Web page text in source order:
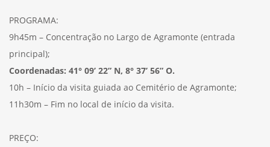
PROGRAMA:
9h45m – Concentração no Largo de Agramonte (entrada
principal);
Coordenadas: 41° 09’ 22” N, 8° 37’ 56” O.
10h – Início da visita guiada ao Cemitério de Agramonte;
11h30m – Fim no local de início da visita.
PREÇO: